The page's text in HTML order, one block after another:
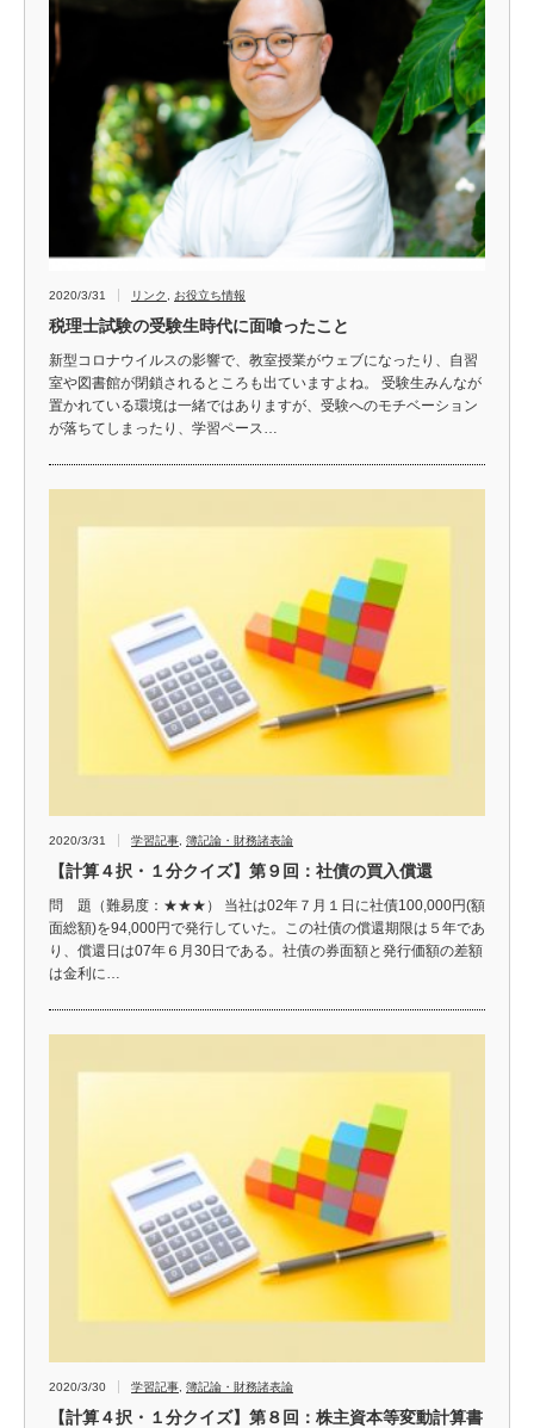
2020/3/31 リンク お役立ち情報
税理士試験の受験生時代に面喰ったこと
新型コロナウイルスの影響で、教室授業がウェブになったり、自習
室や図書館が閉鎖されるところも出ていますよね。 受験生みんなが
置かれている環境は一緒ではありますが、受験へのモチベーション
が落ちてしまったり、学習ペース…
2020/3/31 学習記事 簿記論・財務諸表論
【計算４択・１分クイズ】第９回：社債の買入償還
問 題（難易度：★★★） 当社は02年７月１日に社債100,000円(額
面総額)を94,000円で発行していた。この社債の償還期限は５年であ
り、償還日は07年６月30日である。社債の券面額と発行価額の差額
は金利に…
2020/3/30 学習記事 簿記論・財務諸表論
【計算４択・１分クイズ】第８回：株主資本等変動計算書